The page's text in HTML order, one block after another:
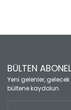
BÜLTEN
Yeni gelenler,
bültene kaydolun.